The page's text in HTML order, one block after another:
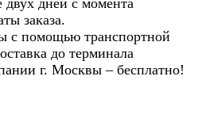
двух дней с момента
заказа.
с помощью транспортной
до терминала
г. Москвы – бесплатно!